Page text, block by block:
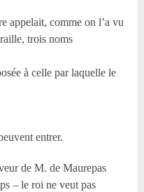
appelait, comme on l’a vu
trois noms
à celle par laquelle le
entrer.
de M. de Maurepas
– le roi ne veut pas